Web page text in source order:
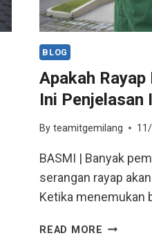
BLOG
Apakah
Ini Penjelasan
By teamitgemilang
BASMI | Banyak
serangan rayap
Ketika menemukan
READ MORE